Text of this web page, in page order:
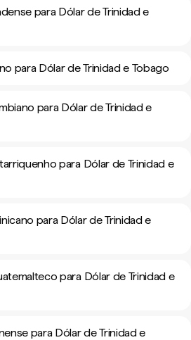
para Dólar de Trinidad e
para Dólar de Trinidad e Tobago
para Dólar de Trinidad e
para Dólar de Trinidad e
para Dólar de Trinidad e
para Dólar de Trinidad e
para Dólar de Trinidad e